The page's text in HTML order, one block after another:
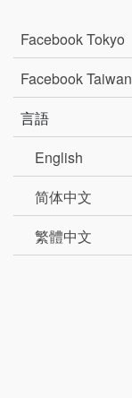
Facebook Tokyo
Facebook Taiwan
言語
English
简体中文
繁體中文